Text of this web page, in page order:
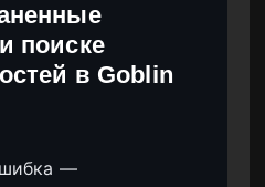
поиске
в Goblin
—